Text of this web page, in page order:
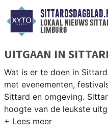
lokaal nieuws
limburg
UITGAAN IN
Wat is er te doen in
met evenementen,
Sittard en omgeving.
hoogte van de leukste